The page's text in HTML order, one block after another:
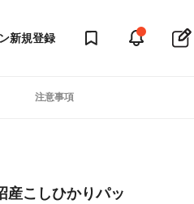
新規登録
注意事項
こしひかりパッ